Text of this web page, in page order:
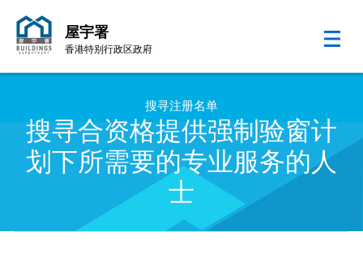
屋宇署
香港特别行政区政府
搜寻注册名单
搜寻合资格提供强制验窗计
划下所需要的专业服务的人
士